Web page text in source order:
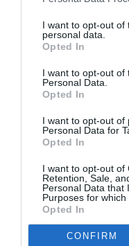
I want to opt-out of
personal data.
Opted In
I want to opt-out of
Personal Data.
Opted In
I want to opt-out of
Personal Data for
Opted In
I want to opt-out of
Retention, Sale,
Personal Data that
Purposes for which
Opted In
CONFIRM